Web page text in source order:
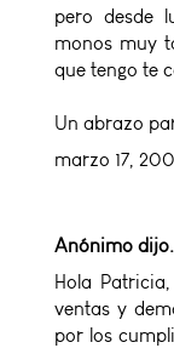
pero desde
monos muy
que tengo te
Un abrazo
marzo 17,
Anónimo
Hola
ventas y
por los